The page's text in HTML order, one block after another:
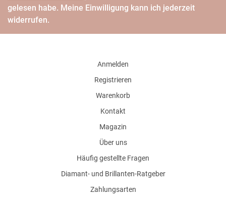
gelesen habe. Meine Einwilligung kann ich jederzeit
widerrufen.
Anmelden
Registrieren
Warenkorb
Kontakt
Magazin
Über uns
Häufig gestellte Fragen
Diamant- und Brillanten-Ratgeber
Zahlungsarten